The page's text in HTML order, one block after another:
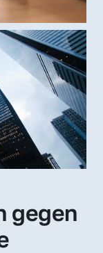
gegen